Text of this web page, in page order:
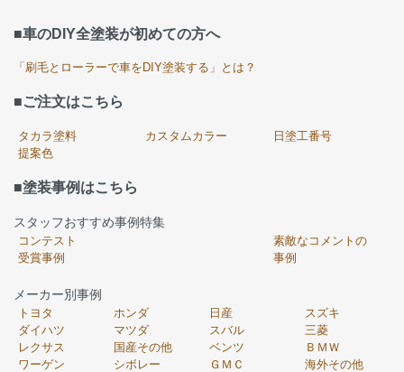
■車のDIY全塗装が初めての方へ
「刷毛とローラーで車をDIY塗装する」とは？
■ご注文はこちら
タカラ塗料
提案色
カスタムカラー 日塗工番号
■塗装事例はこちら
スタッフおすすめ事例特集
コンテスト
受賞事例
素敵なコメントの
事例
メーカー別事例
トヨタ ホンダ 日産
スズキ
ダイハツ
マツダ スバル
三菱
レクサス
国産その他 ベンツ
ＢＭＷ
ワーゲン
シボレー ＧＭＣ 海外その他